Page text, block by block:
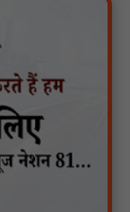
विष्णुदेव साय ने
ग्रामों में बढ़ी
वितरण, 'एक पेड़